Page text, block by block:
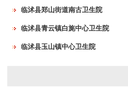
临沭县郑山街道南古卫生院
临沭县青云镇白旄中心卫生院
临沭县玉山镇中心卫生院